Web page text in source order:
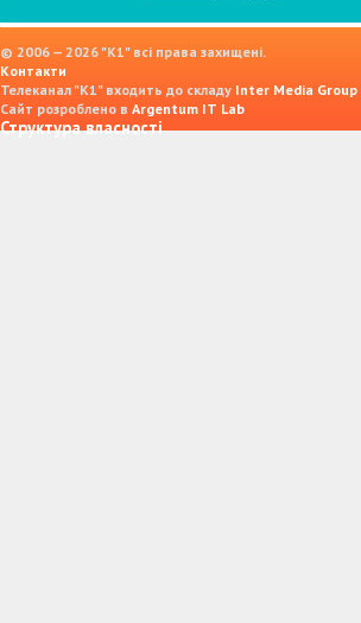
© 2006 — 2026 "K1" всі права захищені.
Контакти
Телеканал "К1" входить до складу Inter Media
Сайт розроблено в Argentum IT Lab
Структура власності